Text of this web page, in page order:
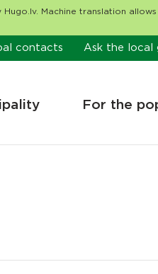
Machine translation
contacts Ask the local
For the